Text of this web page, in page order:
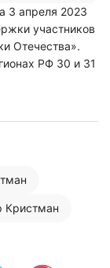
3 апреля 2023
участников
Отечества».
РФ 30 и 31
Кристман